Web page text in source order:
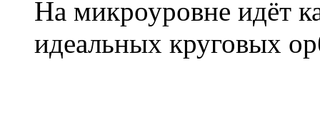
На микроуровне идёт
идеальных круговых